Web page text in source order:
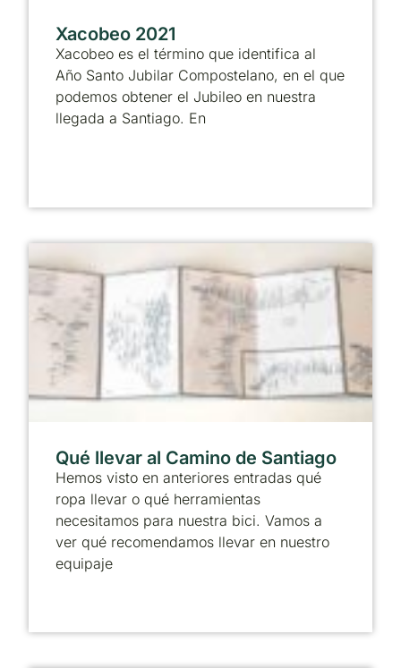
Xacobeo 2021
Xacobeo es el término que identifica al
Año Santo Jubilar Compostelano, en el que
podemos obtener el Jubileo en nuestra
llegada a Santiago. En
Qué llevar al Camino de Santiago
Hemos visto en anteriores entradas qué
ropa llevar o qué herramientas
necesitamos para nuestra bici. Vamos a
ver qué recomendamos llevar en nuestro
equipaje